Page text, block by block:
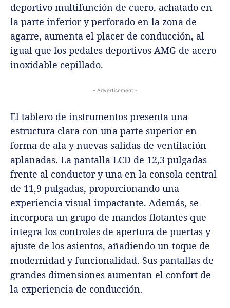
deportivo multifunción de cuero, achatado en
la parte inferior y perforado en la zona de
agarre, aumenta el placer de conducción, al
igual que los pedales deportivos AMG de acero
inoxidable cepillado.
- Advertisement -
El tablero de instrumentos presenta una
estructura clara con una parte superior en
forma de ala y nuevas salidas de ventilación
aplanadas. La pantalla LCD de 12,3 pulgadas
frente al conductor y una en la consola central
de 11,9 pulgadas, proporcionando una
experiencia visual impactante. Además, se
incorpora un grupo de mandos flotantes que
integra los controles de apertura de puertas y
ajuste de los asientos, añadiendo un toque de
modernidad y funcionalidad. Sus pantallas de
grandes dimensiones aumentan el confort de
la experiencia de conducción.